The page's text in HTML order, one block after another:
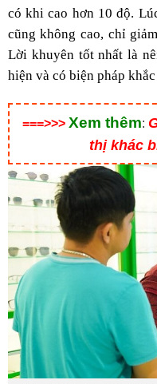
có khi cao hơn 10 độ.
cũng không cao, chỉ
Lời khuyên tốt nhất là
hiện và có biện pháp
===>>> Xem thêm:
thị khác